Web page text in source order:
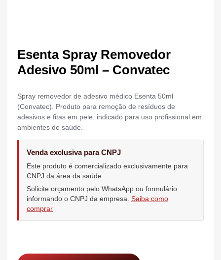
Esenta Spray Removedor
Adesivo 50ml – Convatec
Spray removedor de adesivo médico Esenta 50ml
(Convatec). Produto para remoção de resíduos de
adesivos e fitas em pele, indicado para uso profissional em
ambientes de saúde.
Venda exclusiva para CNPJ
Este produto é comercializado exclusivamente para
CNPJ da área da saúde.
Solicite orçamento pelo WhatsApp ou formulário
informando o CNPJ da empresa. Saiba como
comprar